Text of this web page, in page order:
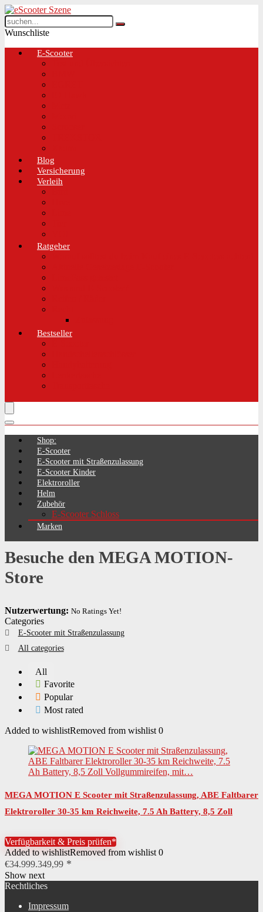
Wunschliste
E-Scooter
Blog
Versicherung
Verleih
Ratgeber
Bestseller
Shop:
E-Scooter
E-Scooter mit Straßenzulassung
E-Scooter Kinder
Elektroroller
Helm
Zubehör
E-Scooter Schloss
Marken
Besuche den MEGA MOTION-
Store
Nutzerwertung: No Ratings Yet!
Categories
E-Scooter mit Straßenzulassung
All categories
All
Favorite
Popular
Most rated
Added to wishlistRemoved from wishlist 0
MEGA MOTION E Scooter mit Straßenzulassung, ABE Faltbarer
Elektroroller 30-35 km Reichweite, 7.5 Ah Battery, 8,5 Zoll
Verfügbarkeit & Preis prüfen*
Added to wishlistRemoved from wishlist 0
€34.999.349,99
Show next
Rechtliches
Impressum